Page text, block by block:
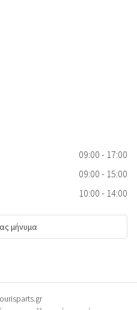
09:00 - 17:00
09:00 - 15:00
10:00 - 14:00
μήνυμα